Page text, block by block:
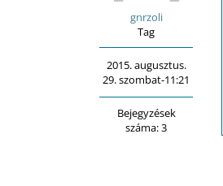
gnrzoli
Tag
2015. augusztus.
29. szombat-11:21
Bejegyzések
száma: 3